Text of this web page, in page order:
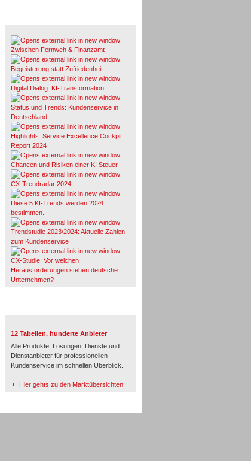
Zwischen Fernweh & Finanzamt
Begeisterung statt Zufriedenheit
Digital Dialog: KI-Transformation
Status und Trends: Kundenservice in
Deutschland
Highlights: Service Excellence Cockpit
Report 2024
Chancen und Risiken einer KI Steuer
CX-Trendradar 2024
Diese 5 KI-Trends werden 2024
bestimmen.
Trendstudie 2023/2024: Aktuelle Zahlen
zum Kundenservice
CX-Studie: Vor welchen
Herausforderungen stehen deutsche
Unternehmen?
12 Tabellen, hunderte Anbieter
Alle Produkte, Lösungen, Dienste und
Dienstanbieter für professionellen
Kundenservice im schnellen Überblick.
Hier gehts zu den Marktübersichten